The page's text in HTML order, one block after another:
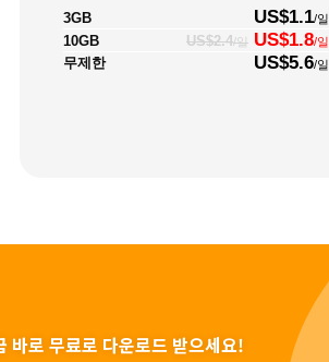
3GB US$1.1/일
10GB US$2.4/일 US$1.8/일
무제한 US$5.6/일
바로 무료로 다운로드 받으세요!